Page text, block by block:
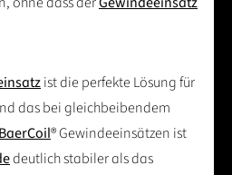
ist die perfekte Lösung für
das bei gleichbeibendem
BaerCoil® Gewindeeinsätzen ist
deutlich stabiler als das